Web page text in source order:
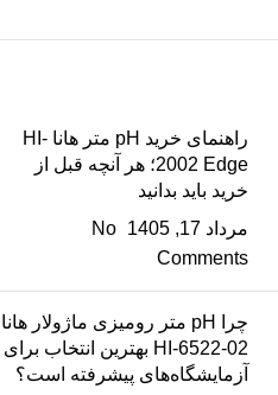
راهنمای خرید pH متر هانا HI-
2002 Edge؛ هر آنچه قبل از
خرید باید بدانید
مرداد 17, 1405
No
Comments
چرا pH متر رومیزی ماژولار هانا
HI-6522-02 بهترین انتخاب برای
آزمایشگاه‌های پیشرفته است؟